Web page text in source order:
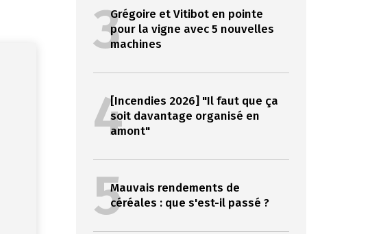
3Grégoire et Vitibot en pointe
pour la vigne avec 5 nouvelles
machines
4[Incendies 2026] "Il faut que ça
soit davantage organisé en
amont"
5Mauvais rendements de
céréales : que s'est-il passé ?